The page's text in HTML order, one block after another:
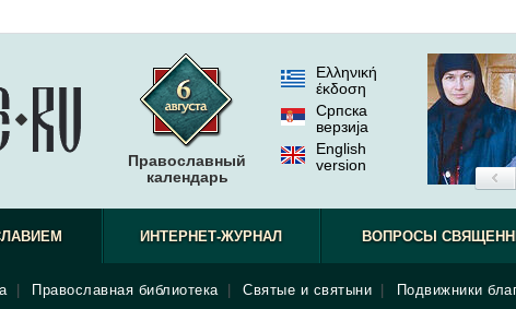
Православный
календарь
Ελληνική
έκδοση
Српска
верзиjа
English
version
Православная библиотека Святые и святыни Подвижники
ИНТЕРНЕТ-ЖУРНАЛ ВОПРОСЫ